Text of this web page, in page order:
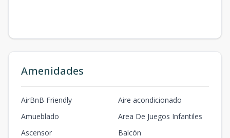
Amenidades
AirBnB Friendly
Aire acondicionado
Amueblado
Area De Juegos Infantiles
Ascensor
Balcón